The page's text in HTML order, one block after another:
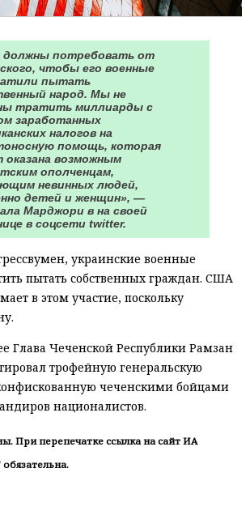
потребовать от
чтобы его военные
пытать
народ. Мы не
тратить миллиарды с
заработанных
налогов на
помощь, которая
оказана возможным
ополченцам,
невинных людей,
детей и женщин», —
Марджори в на своей
в соцсети twitter.
украинские военные
пытать собственных граждан. США
в этом участие, поскольку
Глава Чеченской Республики Рамзан
трофейную генеральскую
чеченскими бойцами
националистов.
При перепечатке ссылка на сайт ИА